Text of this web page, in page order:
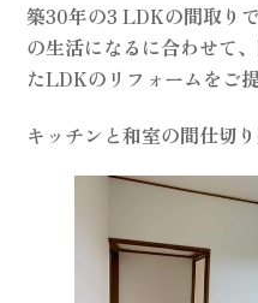
築30年の3 LDKの間取り
の生活になるに合わせて
たLDKのリフォームをご
キッチンと和室の間仕切